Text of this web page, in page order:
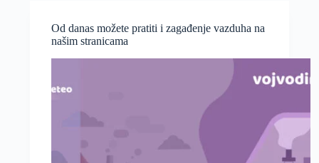
predelima
Srbije,
Od danas možete pratiti i zagađenje vazduha na
našim stranicama